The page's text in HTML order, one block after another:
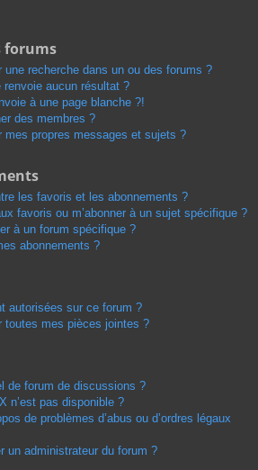
forums
recherche dans un ou des forums ?
renvoie aucun résultat ?
à une page blanche ?!
des membres ?
mes propres messages et sujets ?
les favoris et les abonnements ?
favoris ou m’abonner à un sujet spécifique ?
à un forum spécifique ?
abonnements ?
autorisées sur ce forum ?
toutes mes pièces jointes ?
de forum de discussions ?
n’est pas disponible ?
de problèmes d’abus ou d’ordres légaux
un administrateur du forum ?